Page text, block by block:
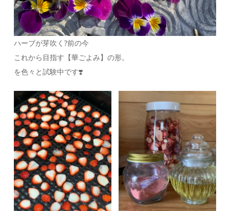
ハーブが芽吹く?前の今
これから目指す【華ごよみ】の形。
を色々と試験中です❣️